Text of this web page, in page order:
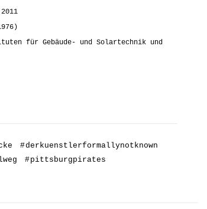
für Gebäude- und Solartechnik und
#derkuenstlerformallynotknown
#pittsburgpirates